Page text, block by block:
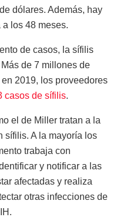
dólares. Además, hay
los 48 meses.
de casos, la sífilis
de 7 millones de
2019, los proveedores
casos de sífilis.
el de Miller tratan a la
sífilis. A la mayoría los
trabaja con
y notificar a las
afectadas y realiza
otras infecciones de